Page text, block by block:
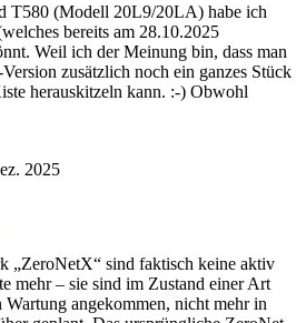
T580 (Modell 20L9/20LA) habe ich
bereits am 28.10.2025
Weil ich der Meinung bin, dass man
zusätzlich noch ein ganzes Stück
herauskitzeln kann. :-) Obwohl
2025
„ZeroNetX“ sind faktisch keine aktiv
mehr – sie sind im Zustand einer Art
Wartung angekommen, nicht mehr in